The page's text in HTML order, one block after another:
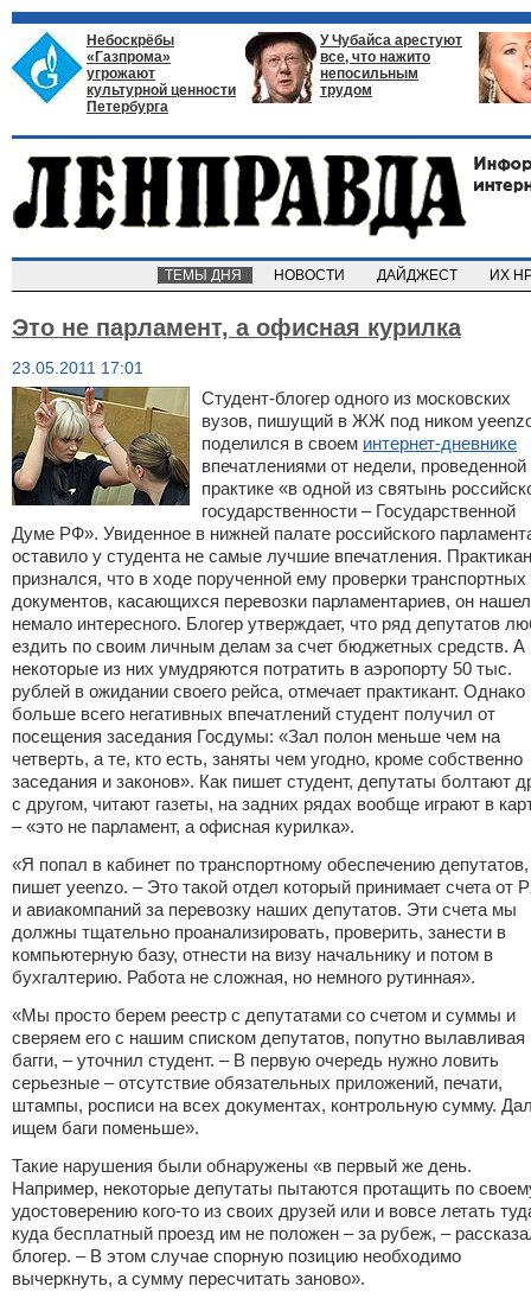
Небоскрёбы
«Газпрома»
угрожают
культурной ценности
Петербурга
У Чубайса арестуют
все, что нажито
непосильным
трудом
ТЕМЫ ДНЯ НОВОСТИ ДАЙДЖЕСТ ИХ
Это не парламент, а офисная курилка
23.05.2011 17:01
Студент-блогер одного из московских
вузов, пишущий в ЖЖ под ником
поделился в своем интернет-дневнике
впечатлениями от недели, проведенной
практике «в одной из святынь
государственности – Государственной
Думе РФ». Увиденное в нижней палате российского
оставило у студента не самые лучшие впечатления.
признался, что в ходе порученной ему проверки транспортных
документов, касающихся перевозки парламентариев, он нашел
немало интересного. Блогер утверждает, что ряд депутатов
ездить по своим личным делам за счет бюджетных средств. А
некоторые из них умудряются потратить в аэропорту 50 тыс.
рублей в ожидании своего рейса, отмечает практикант. Однако
больше всего негативных впечатлений студент получил от
посещения заседания Госдумы: «Зал полон меньше чем на
четверть, а те, кто есть, заняты чем угодно, кроме собственно
заседания и законов». Как пишет студент, депутаты болтают
с другом, читают газеты, на задних рядах вообще играют в
– «это не парламент, а офисная курилка».
«Я попал в кабинет по транспортному обеспечению
пишет yeenzo. – Это такой отдел который принимает счета от
и авиакомпаний за перевозку наших депутатов. Эти счета мы
должны тщательно проанализировать, проверить, занести в
компьютерную базу, отнести на визу начальнику и потом в
бухгалтерию. Работа не сложная, но немного рутинная».
«Мы просто берем реестр с депутатами со счетом и суммы и
сверяем его с нашим списком депутатов, попутно вылавливая
багги, – уточнил студент. – В первую очередь нужно ловить
серьезные – отсутствие обязательных приложений, печати,
штампы, росписи на всех документах, контрольную сумму.
ищем баги поменьше».
Такие нарушения были обнаружены «в первый же день.
Например, некоторые депутаты пытаются протащить по
удостоверению кого-то из своих друзей или и вовсе летать
куда бесплатный проезд им не положен – за рубеж, –
блогер. – В этом случае спорную позицию необходимо
вычеркнуть, а сумму пересчитать заново».